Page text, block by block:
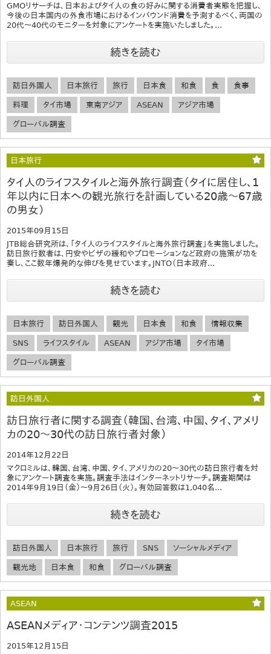
GMOリサーチは、日本およびタイ人の食の好みに関する消費者実態を把握し、
今後の日本国内の外食市場におけるインバウンド消費を予測するべく、両国の
20代～40代のモニターを対象にアンケートを実施いたしました。...
続きを読む
訪日外国人 日本旅行 旅行 日本食 和食 食 食事
料理 タイ市場 東南アジア ASEAN アジア市場
グローバル調査
日本旅行
タイ人のライフスタイルと海外旅行調査（タイに居住し、1
年以内に日本への観光旅行を計画している20歳～67歳
の男女）
2015年09月15日
JTB総合研究所は、「タイ人のライフスタイルと海外旅行調査」を実施しました。
訪日旅行数者は、円安やビザの緩和やプロモーションなど政府の施策が功を
奏し、ここ数年爆発的な伸びを見せています。JNTO（日本政府...
続きを読む
日本旅行 訪日外国人 観光 日本食 和食 情報収集
SNS ライフスタイル ASEAN アジア市場 タイ市場
グローバル調査
訪日外国人
訪日旅行者に関する調査（韓国、台湾、中国、タイ、アメリ
カの20～30代の訪日旅行者対象）
2014年12月22日
マクロミルは、韓国、台湾、中国、タイ、アメリカの20～30代の訪日旅行者を対
象にアンケート調査を実施。調査手法はインターネットリサーチ。調査期間は
2014年9月19日（金）～9月26日（火）。有効回答数は1,040名...
続きを読む
訪日外国人 日本旅行 旅行 SNS ソーシャルメディア
観光地 日本食 和食 グローバル調査
ASEAN
ASEANメディア・コンテンツ調査2015
2015年12月15日